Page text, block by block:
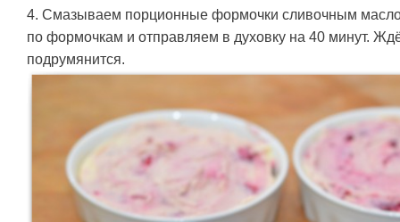
4. Смазываем порционные формочки сливочным
по формочкам и отправляем в духовку на 40 минут.
подрумянится.